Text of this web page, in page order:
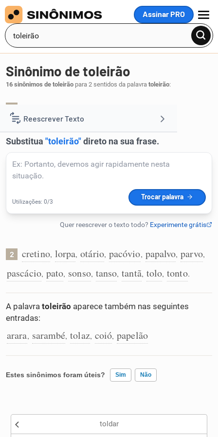
Assinar PRO
MENU
Reescrever Texto
Resumir Texto
Corrigir Texto
Detector de IA
Humanizador de IA
Cata-letras
Conexões
Caça-palavras
Sinônimo de toleirão
16 sinônimos de toleirão para 2 sentidos da palavra toleirão:
2 cretino, lorpa, otário, pacóvio, papalvo, parvo,
pascácio, pato, sonso, tanso, tantã, tolo, tonto.
A palavra toleirão aparece também nas seguintes
entradas:
arara, sarambé, tolaz, coió, papelão
Estes sinônimos foram úteis? Sim Não
Nenhum dos sinônimos apresentados me ajudou
toldar